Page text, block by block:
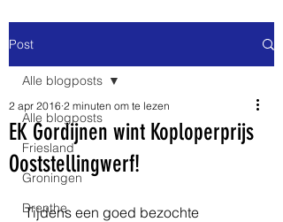
Post
Alle blogposts
Friesland
Groningen
Drenthe
Alle blogposts
EK Gordijnen wint Koploperprijs
Ooststellingwerf!
2 apr 2016 2 minuten om te lezen
Tijdens een goed bezochte